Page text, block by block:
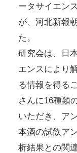
ータサイエン
が、河北新報
た。
研究会は、日
エンスにより
る情報を得る
さんに16種類
いただき、ア
本酒の試飲ア
析結果との関